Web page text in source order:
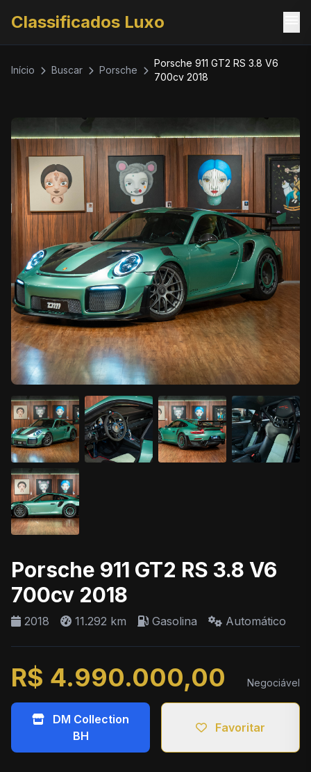
Classificados Luxo
Início Buscar Porsche
Porsche 911 GT2 RS 3.8 V6
700cv 2018
Porsche 911 GT2 RS 3.8 V6
700cv 2018
2018 11.292 km Gasolina Automático
R$ 4.990.000,00 Negociável
DM Collection
BH
Favoritar